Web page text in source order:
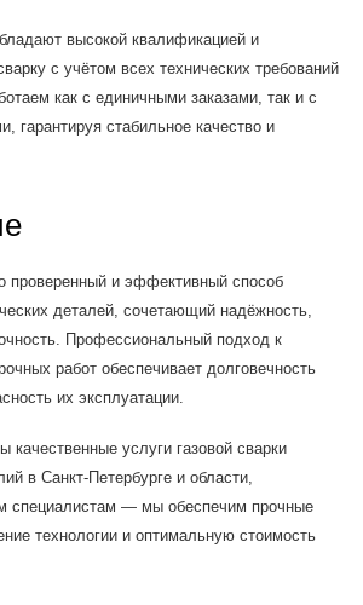
высокой квалификацией и
с учётом всех технических требований
как с единичными заказами, так и с
гарантируя стабильное качество и
проверенный и эффективный способ
деталей, сочетающий надёжность,
Профессиональный подход к
работ обеспечивает долговечность
их эксплуатации.
качественные услуги газовой сварки
в Санкт-Петербурге и области,
специалистам — мы обеспечим прочные
технологии и оптимальную стоимость